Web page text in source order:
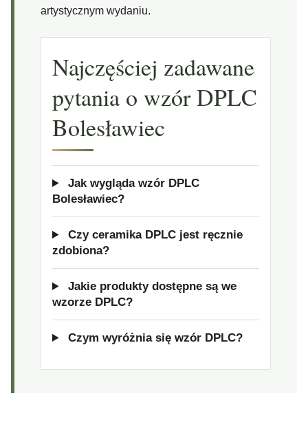
artystycznym wydaniu.
Najczęściej zadawane
pytania o wzór DPLC
Bolesławiec
Jak wygląda wzór DPLC
Bolesławiec?
Czy ceramika DPLC jest ręcznie
zdobiona?
Jakie produkty dostępne są we
wzorze DPLC?
Czym wyróżnia się wzór DPLC?